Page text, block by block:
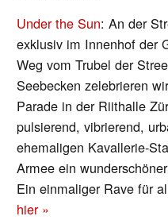
Under the Sun: An der
exklusiv im Innenhof der
Weg vom Trubel der
Seebecken zelebrieren
Parade in der Riithalle
pulsierend, vibrierend,
ehemaligen Kavallerie-
Armee ein
Ein einmaliger Rave für
hier »